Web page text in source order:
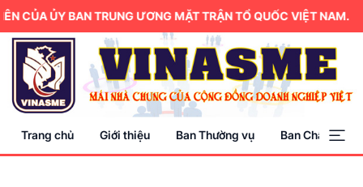
BAN TRUNG ƯƠNG MẶT TRẬN TỔ QUỐC VIỆT NAM.
Trang chủ Giới thiệu Ban Thường vụ Ban Chấp hành